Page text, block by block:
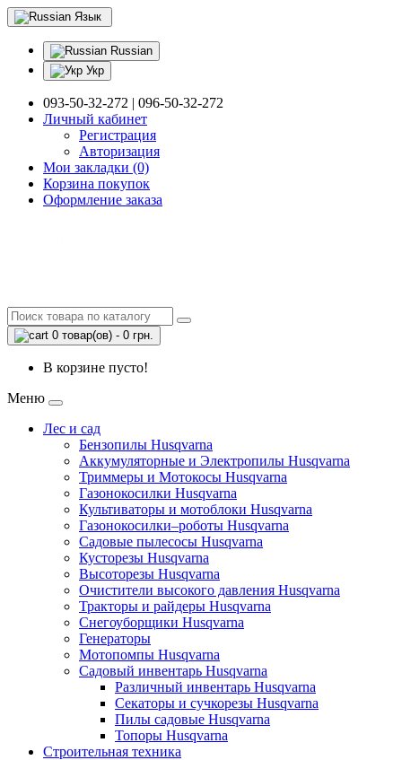
Язык
Russian
Укр
093-50-32-272 | 096-50-32-272
Личный кабинет
Регистрация
Авторизация
Мои закладки (0)
Корзина покупок
Оформление заказа
0 товар(ов) - 0 грн.
В корзине пусто!
Меню
Лес и сад
Бензопилы Husqvarna
Аккумуляторные и Электропилы Нusqvarna
Триммеры и Мотокосы Нusqvarna
Газонокосилки Husqvarna
Культиваторы и мотоблоки Husqvarna
Газонокосилки–роботы Husqvarna
Садовые пылесосы Husqvarna
Кусторезы Husqvarna
Высоторезы Husqvarna
Очистители высокого давления Husqvarna
Тракторы и райдеры Husqvarna
Снегоуборщики Husqvarna
Генераторы
Мотопомпы Husqvarna
Садовый инвентарь Husqvarna
Различный инвентарь Husqvarna
Секаторы и сучкорезы Husqvarna
Пилы садовые Husqvarna
Топоры Husqvarna
Строительная техника